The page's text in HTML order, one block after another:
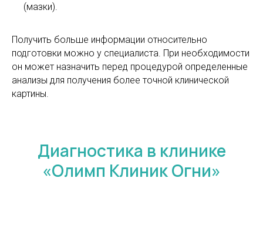
(мазки).
Получить больше информации относительно
подготовки можно у специалиста. При необходимости
он может назначить перед процедурой определенные
анализы для получения более точной клинической
картины.
Диагностика в клинике
«Олимп Клиник Огни»